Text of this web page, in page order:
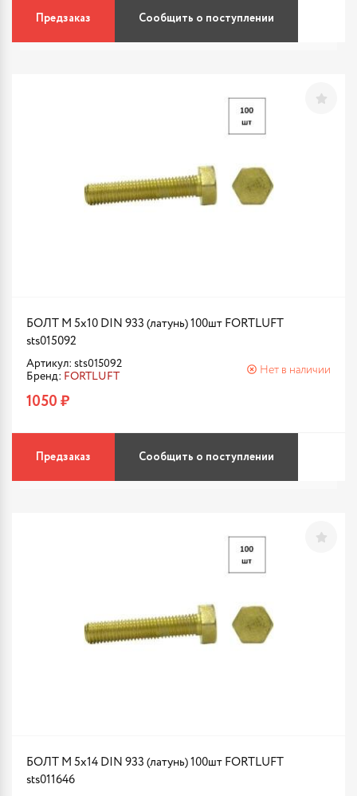
Предзаказ Сообщить о поступлении
БОЛТ М 5х10 DIN 933 (латунь) 100шт FORTLUFT
sts015092
Артикул: sts015092
Бренд: FORTLUFT
Нет в наличии
1050 ₽
Предзаказ Сообщить о поступлении
БОЛТ М 5х14 DIN 933 (латунь) 100шт FORTLUFT
sts011646